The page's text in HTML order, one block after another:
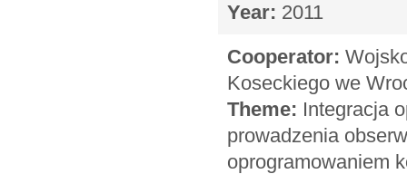
Year: 2011
Cooperator:
Koseckiego we
Theme: Integracja
prowadzenia
oprogramowaniem